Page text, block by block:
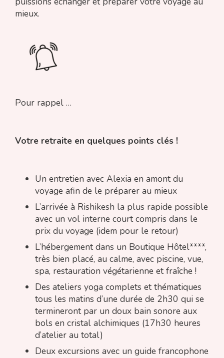
mieux.
Pour rappel …
Votre retraite en quelques points clés !
Un entretien avec Alexia en amont du
voyage afin de le préparer au mieux
L’arrivée à Rishikesh la plus rapide possible
avec un vol interne court compris dans le
prix du voyage (idem pour le retour)
L’hébergement dans un Boutique Hôtel****,
très bien placé, au calme, avec piscine, vue,
spa, restauration végétarienne et fraîche !
Des ateliers yoga complets et thématiques
tous les matins d’une durée de 2h30 qui se
termineront par un doux bain sonore aux
bols en cristal alchimiques (17h30 heures
d’atelier au total)
Deux excursions avec un guide francophone